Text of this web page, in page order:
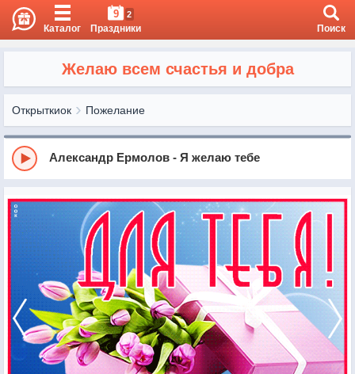
Каталог
9 2
Праздники Поиск
Желаю всем счастья и добра
Открыткиок Пожелание
Александр Ермолов - Я желаю тебе